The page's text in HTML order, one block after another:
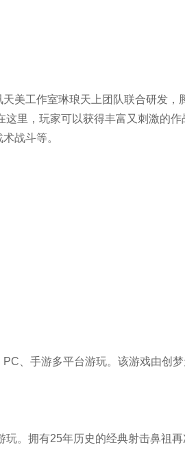
美工作室琳琅天上团队联合研发，
里，玩家可以获得丰富又刺激的作
战斗等。
、手游多平台游玩。该游戏由创
玩。拥有25年历史的经典射击鼻祖